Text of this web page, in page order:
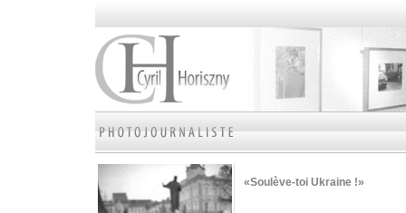
«Soulève-toi Ukraine !»